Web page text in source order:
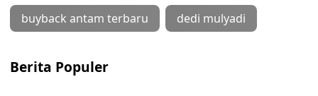
buyback antam terbaru dedi mulyadi
Berita Populer